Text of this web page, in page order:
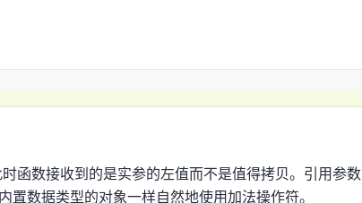
函数接收到的是实参的左值而不是值得拷贝。引用参数
置数据类型的对象一样自然地使用加法操作符。